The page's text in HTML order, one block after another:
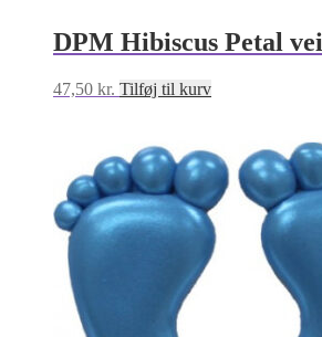
DPM Hibiscus Petal
47,50 kr. Tilføj til kurv